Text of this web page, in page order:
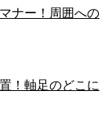
ナー！周囲への
！軸足のどこに